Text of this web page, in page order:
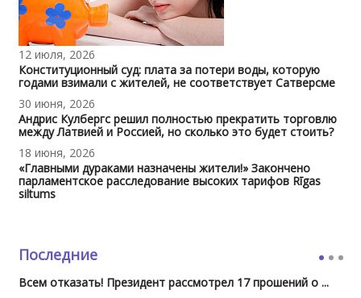
12 июля, 2026
Конституционный суд: плата за потери воды, которую
годами взимали с жителей, не соответствует Сатверсме
30 июня, 2026
Андрис Кулбергс решил полностью прекратить торговлю
между Латвией и Россией, но сколько это будет стоить?
18 июня, 2026
«Главными дураками назначены жители!» Закончено
парламентское расследование высоких тарифов Rīgas
siltums
Последние
Всем отказать! Президент рассмотрел 17 прошений о ...